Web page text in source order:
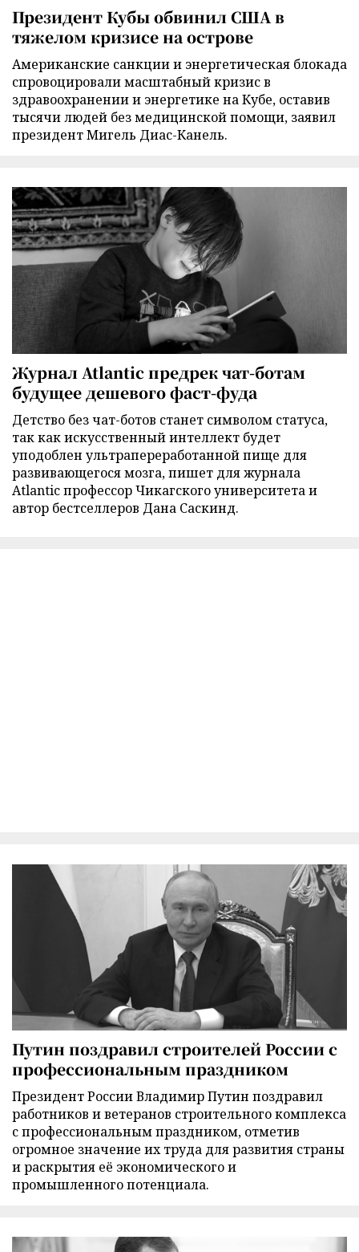
Президент Кубы обвинил США в
тяжелом кризисе на острове
Американские санкции и энергетическая блокада
спровоцировали масштабный кризис в
здравоохранении и энергетике на Кубе, оставив
тысячи людей без медицинской помощи, заявил
президент Мигель Диас-Канель.
Журнал Atlantic предрек чат-ботам
будущее дешевого фаст-фуда
Детство без чат-ботов станет символом статуса,
так как искусственный интеллект будет
уподоблен ультрапереработанной пище для
развивающегося мозга, пишет для журнала
Atlantic профессор Чикагского университета и
автор бестселлеров Дана Саскинд.
Путин поздравил строителей России с
профессиональным праздником
Президент России Владимир Путин поздравил
работников и ветеранов строительного комплекса
с профессиональным праздником, отметив
огромное значение их труда для развития страны
и раскрытия её экономического и
промышленного потенциала.